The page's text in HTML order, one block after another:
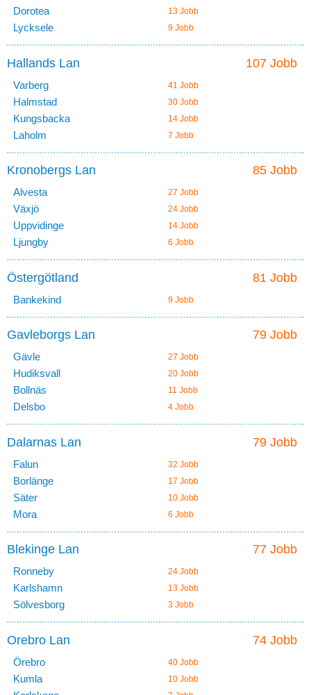
Dorotea 13 Jobb
Lycksele 9 Jobb
107 Jobb
Hallands Lan
Varberg 41 Jobb
Halmstad 30 Jobb
Kungsbacka 14 Jobb
Laholm 7 Jobb
85 Jobb
Kronobergs Lan
Alvesta 27 Jobb
Växjö 24 Jobb
Uppvidinge 14 Jobb
Ljungby 6 Jobb
81 Jobb
Östergötland
Bankekind 9 Jobb
79 Jobb
Gavleborgs Lan
Gävle 27 Jobb
Hudiksvall 20 Jobb
Bollnäs 11 Jobb
Delsbo 4 Jobb
79 Jobb
Dalarnas Lan
Falun 32 Jobb
Borlänge 17 Jobb
Säter 10 Jobb
Mora 6 Jobb
77 Jobb
Blekinge Lan
Ronneby 24 Jobb
Karlshamn 13 Jobb
Sölvesborg 3 Jobb
74 Jobb
Orebro Lan
Örebro 40 Jobb
Kumla 10 Jobb